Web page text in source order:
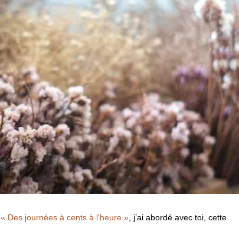
« Des journées à cents à l’heure », j’ai abordé avec toi, cette